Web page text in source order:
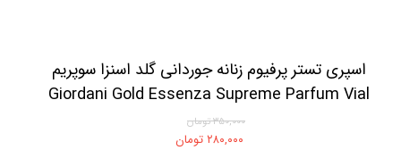
اسپری تستر پرفیوم زنانه جوردانی گلد اسنزا سوپریم
Giordani Gold Essenza Supreme Parfum Vial
۳۵۰,۰۰۰ تومان
۲۸۰,۰۰۰ تومان